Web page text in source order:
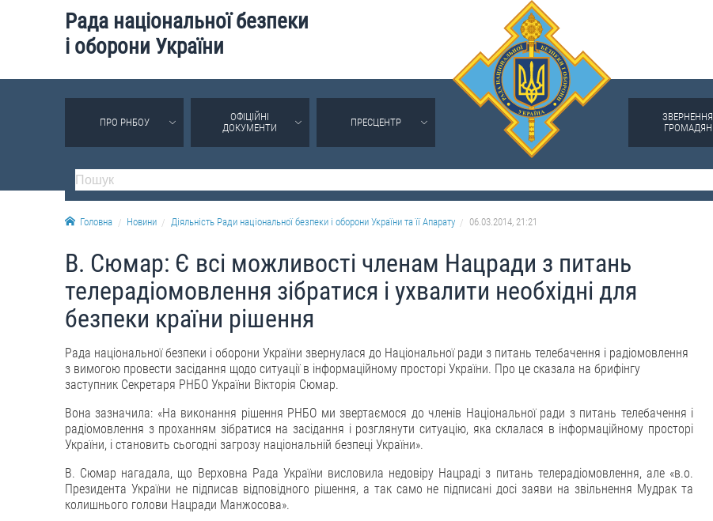
Рада національної безпеки
і оборони України
ПРО РНБОУ
ОФІЦІЙНІ
ДОКУМЕНТИ
ПРЕСЦЕНТР
ЗВЕРНЕННЯ
ГРОМАДЯН
Головна Новини Діяльність Ради національної безпеки і оборони України та її Апарату 06.03.2014, 21:21
В. Сюмар: Є всі можливості членам Нацради з питань
телерадіомовлення зібратися і ухвалити необхідні для
безпеки країни рішення
Рада національної безпеки і оборони України звернулася до Національної ради з питань телебачення і радіомовлення
з вимогою провести засідання щодо ситуації в інформаційному просторі України. Про це сказала на брифінгу
заступник Секретаря РНБО України Вікторія Сюмар.
Вона зазначила: «На виконання рішення РНБО ми звертаємося до членів Національної ради з питань телебачення і
радіомовлення з проханням зібратися на засідання і розглянути ситуацію, яка склалася в інформаційному просторі
України, і становить сьогодні загрозу національній безпеці України».
В. Сюмар нагадала, що Верховна Рада України висловила недовіру Нацраді з питань телерадіомовлення, але «в.о.
Президента України не підписав відповідного рішення, а так само не підписані досі заяви на звільнення Мудрак та
колишнього голови Нацради Манжосова».